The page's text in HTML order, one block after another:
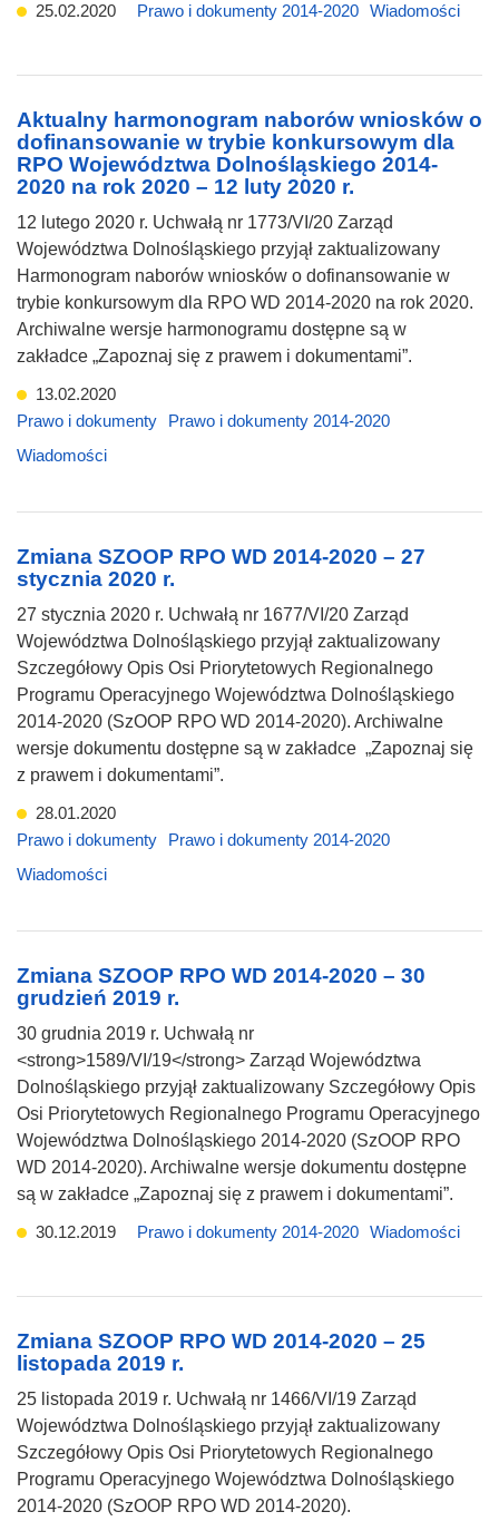
25.02.2020
Prawo i dokumenty 2014-2020 Wiadomości
Aktualny harmonogram naborów wniosków o
dofinansowanie w trybie konkursowym dla
RPO Województwa Dolnośląskiego 2014-
2020 na rok 2020 – 12 luty 2020 r.
12 lutego 2020 r. Uchwałą nr 1773/VI/20 Zarząd
Województwa Dolnośląskiego przyjął zaktualizowany
Harmonogram naborów wniosków o dofinansowanie w
trybie konkursowym dla RPO WD 2014-2020 na rok 2020.
Archiwalne wersje harmonogramu dostępne są w
zakładce „Zapoznaj się z prawem i dokumentami”.
13.02.2020
Prawo i dokumenty
Prawo i dokumenty 2014-2020
Wiadomości
Zmiana SZOOP RPO WD 2014-2020 – 27
stycznia 2020 r.
27 stycznia 2020 r. Uchwałą nr 1677/VI/20 Zarząd
Województwa Dolnośląskiego przyjął zaktualizowany
Szczegółowy Opis Osi Priorytetowych Regionalnego
Programu Operacyjnego Województwa Dolnośląskiego
2014-2020 (SzOOP RPO WD 2014-2020). Archiwalne
wersje dokumentu dostępne są w zakładce „Zapoznaj się
z prawem i dokumentami”.
28.01.2020
Prawo i dokumenty
Prawo i dokumenty 2014-2020
Wiadomości
Zmiana SZOOP RPO WD 2014-2020 – 30
grudzień 2019 r.
30 grudnia 2019 r. Uchwałą nr
<strong>1589/VI/19</strong> Zarząd Województwa
Dolnośląskiego przyjął zaktualizowany Szczegółowy Opis
Osi Priorytetowych Regionalnego Programu Operacyjnego
Województwa Dolnośląskiego 2014-2020 (SzOOP RPO
WD 2014-2020). Archiwalne wersje dokumentu dostępne
są w zakładce „Zapoznaj się z prawem i dokumentami”.
30.12.2019
Prawo i dokumenty 2014-2020 Wiadomości
Zmiana SZOOP RPO WD 2014-2020 – 25
listopada 2019 r.
25 listopada 2019 r. Uchwałą nr 1466/VI/19 Zarząd
Województwa Dolnośląskiego przyjął zaktualizowany
Szczegółowy Opis Osi Priorytetowych Regionalnego
Programu Operacyjnego Województwa Dolnośląskiego
2014-2020 (SzOOP RPO WD 2014-2020).